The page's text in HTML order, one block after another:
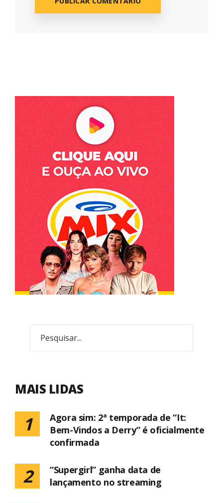
MAIS LIDAS
1
Agora sim: 2ª temporada de “It:
Bem-Vindos a Derry” é oficialmente
confirmada
2
“Supergirl” ganha data de
lançamento no streaming